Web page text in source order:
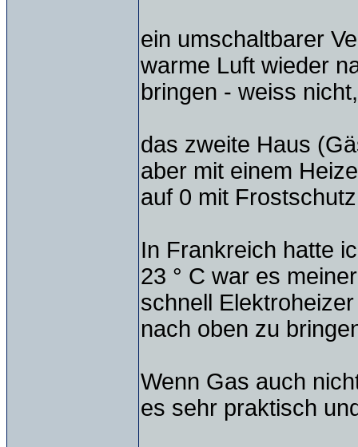
ein umschaltbarer
warme Luft wieder
bringen - weiss
das zweite Haus
aber mit einem
auf 0 mit
In Frankreich hatte
23 ° C war es
schnell
nach oben zu
Wenn Gas auch
es sehr praktisch